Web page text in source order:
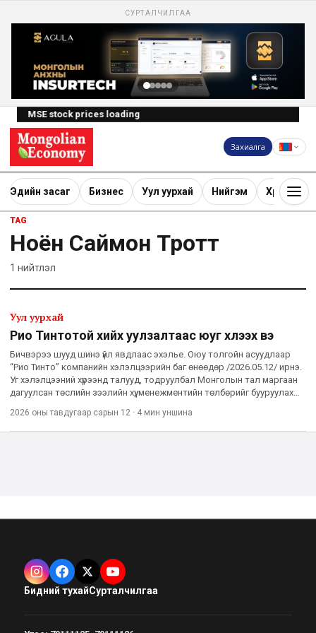
СУРТАЛЧИЛГАА
MSE stock prices loading
Захиалга
Эдийн засаг Бизнес Уул уурхай Нийгэм Хөрөнгө
TAG
Ноён Саймон Тротт
1 нийтлэл
Уул уурхай
Рио Тинтотой хийх уулзалтаас юуг хүлээх вэ
Бичвэрээ шууд шинэ үйл явдлаас эхэлье. Оюу толгойн асуудлаар
“Рио Тинто” компанийн хэлэлцээрийн баг өнөөдөр /2026.05.12/ ирнэ.
Уг хэлэлцээний хүрээнд талууд, тодруулбал Монголын тал маргаан
дагуулсан төслийн зээлийн хүү, менежментийн төлбөрийг бууруулах
2026 оны тавдугаар сарын 12 · 4 мин уншина
Бидний тухайСурталчилгаа